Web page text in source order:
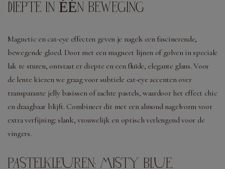
DIEPTE IN ÉÉN BEWEGING
Magnetic en cat-eye effecten geven je nagels een fascinerende,
bewegende gloed. Door met een magneet lijnen of golven in speciale
lak te sturen, ontstaat er diepte en een fluïde, elegante glans. Voor
de lente kiezen we graag voor subtiele cat-eye accenten over
transparante jelly basissen of zachte pastels, waardoor het effect chic
en draagbaar blijft. Combineer dit met een almond nagelvorm voor
extra verfijning: slank, vrouwelijk en optisch verlengend voor de
vingers.
PASTELKLEUREN: MISTY BLUE,